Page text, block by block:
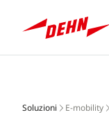
content
LOGIN /
Soluzioni E-mobility